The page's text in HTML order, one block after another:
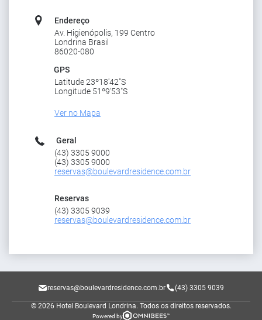
Endereço
Av. Higienópolis, 199 Centro
Londrina Brasil
86020-080
GPS
Latitude 23º18'42"S
Longitude 51º9'53"S
Ver no Mapa
Geral
(43) 3305 9000
(43) 3305 9000
reservas@boulevardresidence.com.br
Reservas
(43) 3305 9039
reservas@boulevardresidence.com.br
reservas@boulevardresidence.com.br (43) 3305 9039
© 2026 Hotel Boulevard Londrina. Todos os direitos reservados.
Powered by